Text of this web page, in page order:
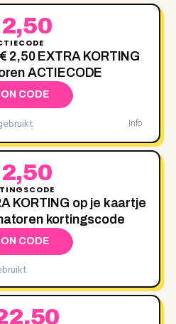
2,50 EXTRA KORTING
ACTIECODE
CODE
Info
KORTING op je kaartje
kortingscode
CODE